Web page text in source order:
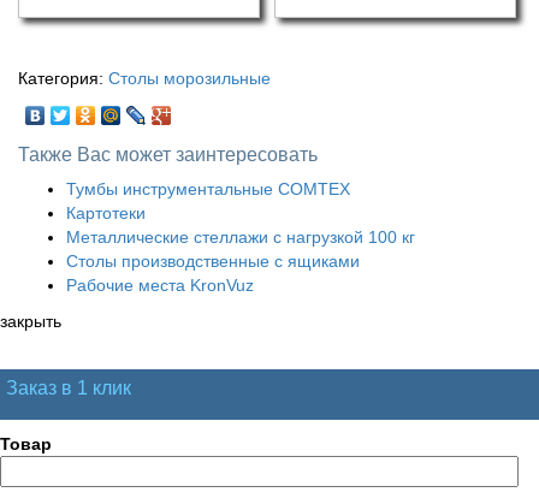
Категория: Столы морозильные
Также Вас может заинтересовать
Тумбы инструментальные COMTEX
Картотеки
Металлические стеллажи с нагрузкой 100 кг
Столы производственные с ящиками
Рабочие места KronVuz
закрыть
Заказ в 1 клик
Товар